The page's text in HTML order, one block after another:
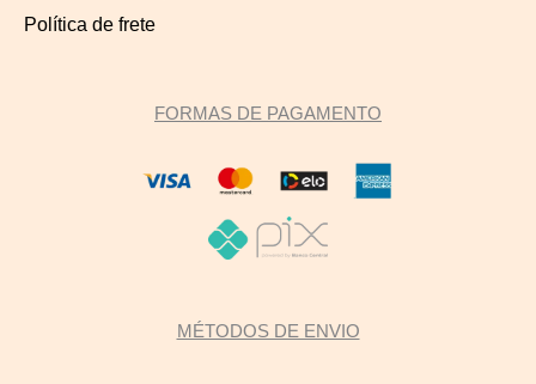
Política de frete
FORMAS DE PAGAMENTO
MÉTODOS DE ENVIO